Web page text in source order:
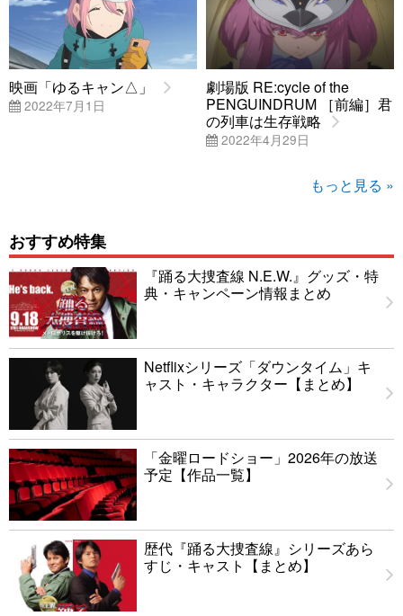
映画「ゆるキャン△」
2022年7月1日
劇場版 RE:cycle of the
PENGUINDRUM ［前編］君
の列車は生存戦略
2022年4月29日
もっと見る »
おすすめ特集
『踊る大捜査線 N.E.W.』グッズ・特
典・キャンペーン情報まとめ
Netflixシリーズ「ダウンタイム」キ
ャスト・キャラクター【まとめ】
「金曜ロードショー」2026年の放送
予定【作品一覧】
歴代『踊る大捜査線』シリーズあら
すじ・キャスト【まとめ】